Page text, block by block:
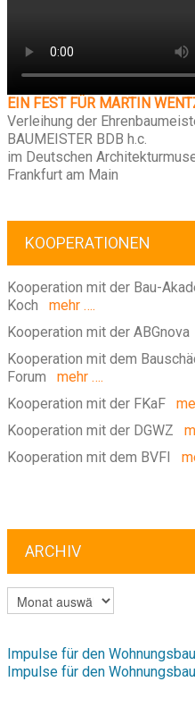
EIN FEST FÜR MARTIN
Verleihung der
BAUMEISTER BDB h.c.
im Deutschen
Frankfurt am Main
KOOPERATIONEN
Kooperation mit der Bau-
Koch mehr ….
Kooperation mit der ABGnova
Kooperation mit dem
Forum mehr ….
Kooperation mit der FKaF
Kooperation mit der DGWZ
Kooperation mit dem BVFI
ARCHIV
ARCHIV
Impulse für den Wohnungsbau
Impulse für den